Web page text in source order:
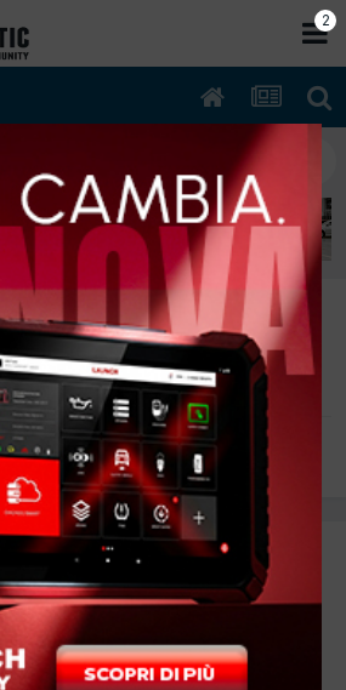
1997cc RHK 88Kw
Diversi errori in centralina
2019
Scudo del 2008 motore RHK con 250
errori in centralina: U1118 rete
U2001 Centralina regolazione
2